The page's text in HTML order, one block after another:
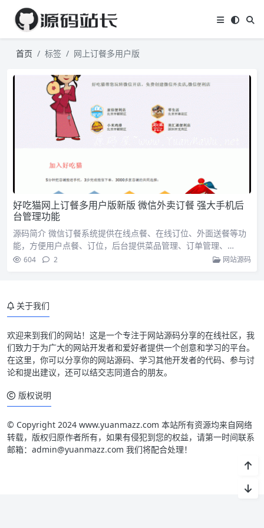
首页 标签 网上订餐多用户版
好吃猫网上订餐多用户版新版 微信外卖订餐 强大手机后
台管理功能
源码简介 微信订餐系统提供在线点餐、在线订位、外面送餐等功
能，方便用户点餐、订位，后台提供菜品管理、订单管理、…
604 2 网站源码
关于我们
欢迎来到我们的网站！这是一个专注于网站源码分享的在线社区，我
们致力于为广大的网站开发者和爱好者提供一个创意和学习的平台。
在这里，你可以分享你的网站源码、学习其他开发者的代码、参与讨
论和提出建议，还可以结交志同道合的朋友。
版权说明
© Copyright 2024 www.yuanmazz.com 本站所有资源均来自网络
转载，版权归原作者所有，如果有侵犯到您的权益，请第一时间联系
邮箱：admin@yuanmazz.com 我们将配合处理！